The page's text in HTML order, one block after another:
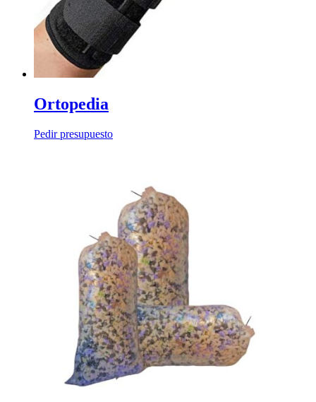
Ortopedia
Pedir presupuesto